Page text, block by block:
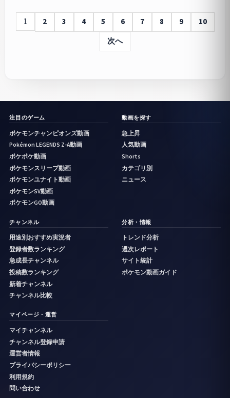
1 2 3 4 5 6 7 8 9
10
次へ
注目のゲーム
ポケモンチャンピオンズ動画
Pokémon LEGENDS Z-A動画
ポケポケ動画
ポケモンスリープ動画
ポケモンユナイト動画
ポケモンSV動画
ポケモンGO動画
動画を探す
急上昇
人気動画
Shorts
カテゴリ別
ニュース
チャンネル
用途別おすすめ実況者
登録者数ランキング
急成長チャンネル
投稿数ランキング
新着チャンネル
チャンネル比較
分析・情報
トレンド分析
週次レポート
サイト統計
ポケモン動画ガイド
マイページ・運営
マイチャンネル
チャンネル登録申請
運営者情報
プライバシーポリシー
利用規約
問い合わせ